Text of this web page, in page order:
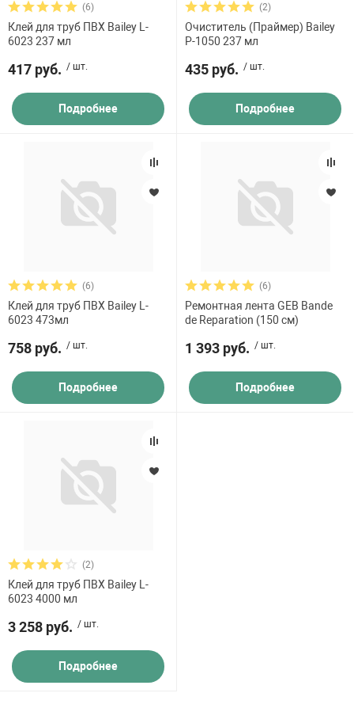
(6)
Клей для труб ПВХ Bailey L-
6023 237 мл
417 руб. / шт.
Подробнее
(2)
Очиститель (Праймер) Bailey
P-1050 237 мл
435 руб. / шт.
Подробнее
(6)
Клей для труб ПВХ Bailey L-
6023 473мл
758 руб. / шт.
Подробнее
(6)
Ремонтная лента GEB Bande
de Reparation (150 см)
1 393 руб. / шт.
Подробнее
(2)
Клей для труб ПВХ Bailey L-
6023 4000 мл
3 258 руб. / шт.
Подробнее